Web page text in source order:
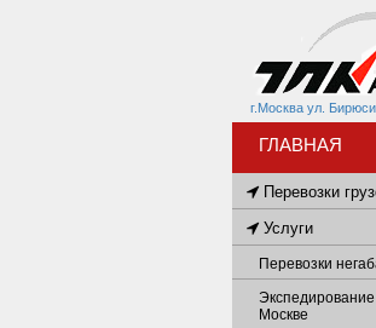
г.Москва ул.
ГЛАВНАЯ
Перевозки
Услуги
Перевозки
Экспедирование
Москве